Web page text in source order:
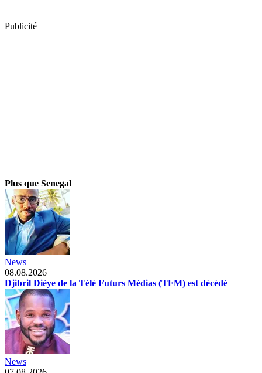
Publicité
Plus que Senegal
News
08.08.2026
Djibril Dièye de la Télé Futurs Médias (TFM) est décédé
News